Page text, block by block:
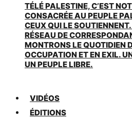
TÉLÉ PALESTINE, C’EST
CONSACRÉE AU PEUPLE
CEUX QUI LE
RÉSEAU DE
MONTRONS LE QUOTIDIEN
OCCUPATION ET EN EXIL.
UN PEUPLE LIBRE.
VIDÉOS
ÉDITIONS